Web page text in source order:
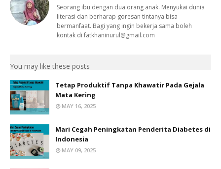
Seorang ibu dengan dua orang anak. Menyukai dunia
literasi dan berharap goresan tintanya bisa
bermanfaat. Bagi yang ingin bekerja sama boleh
kontak di fatkhaninurul@gmail.com
You may like these posts
Tetap Produktif Tanpa Khawatir Pada Gejala
Mata Kering
MAY 16, 2025
Mari Cegah Peningkatan Penderita Diabetes di
Indonesia
MAY 09, 2025